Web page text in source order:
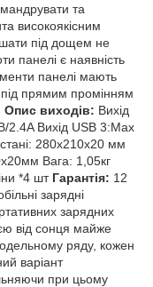
та
високоякісним
під дощем не
панелі є наявність
панелі мають
під прямим промінням
Опис виходів: Вихід
2.4A Вихід USB 3:Max
280x210x20 мм
Вага: 1,05кг
*4 шт Гарантія: 12
зарядні
зарядних
від сонця майже
ряду, кожен
варіант
при цьому